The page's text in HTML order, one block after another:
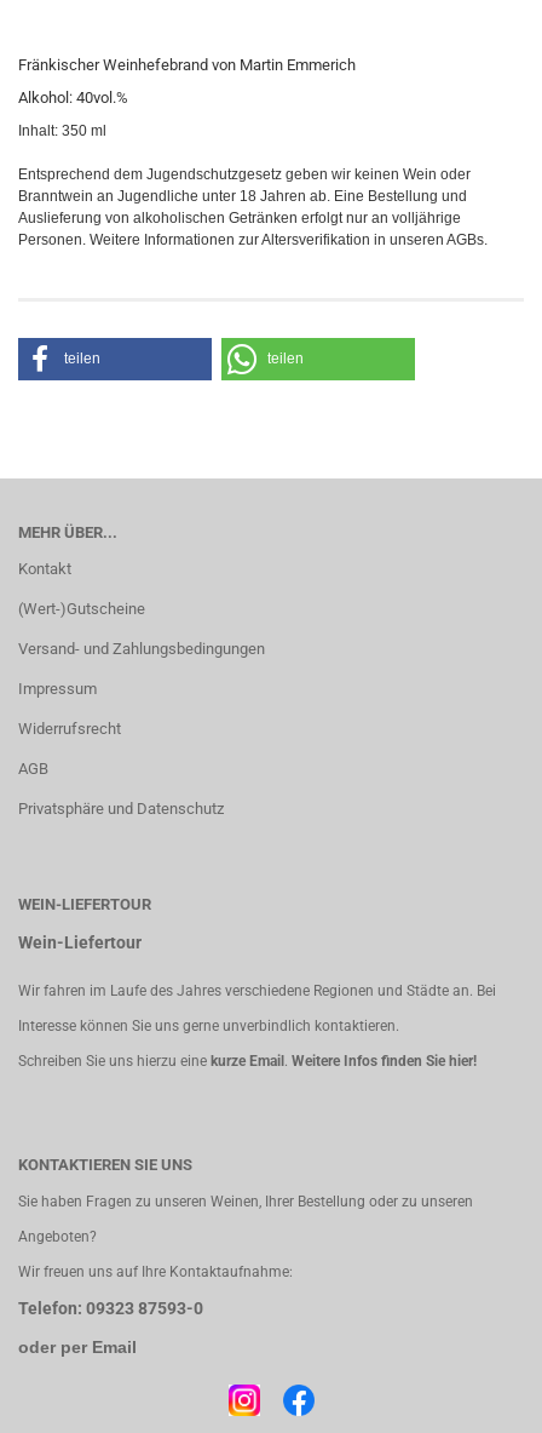
Fränkischer Weinhefebrand von Martin Emmerich
Alkohol: 40vol.%
Inhalt: 350 ml
Entsprechend dem Jugendschutzgesetz geben wir keinen Wein oder
Branntwein an Jugendliche unter 18 Jahren ab. Eine Bestellung und
Auslieferung von alkoholischen Getränken erfolgt nur an volljährige
Personen. Weitere Informationen zur Altersverifikation in unseren AGBs.
teilen teilen
MEHR ÜBER...
Kontakt
(Wert-)Gutscheine
Versand- und Zahlungsbedingungen
Impressum
Widerrufsrecht
AGB
Privatsphäre und Datenschutz
WEIN-LIEFERTOUR
Wein-Liefertour
Wir fahren im Laufe des Jahres verschiedene Regionen und Städte an. Bei
Interesse können Sie uns gerne unverbindlich kontaktieren.
Schreiben Sie uns hierzu eine kurze Email . Weitere Infos finden Sie hier!
KONTAKTIEREN SIE UNS
Sie haben Fragen zu unseren Weinen, Ihrer Bestellung oder zu unseren
Angeboten?
Wir freuen uns auf Ihre Kontaktaufnahme:
Telefon: 09323 87593-0
oder per Email